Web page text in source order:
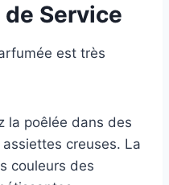
Service
est très
la poêlée dans des
creuses. La
couleurs des